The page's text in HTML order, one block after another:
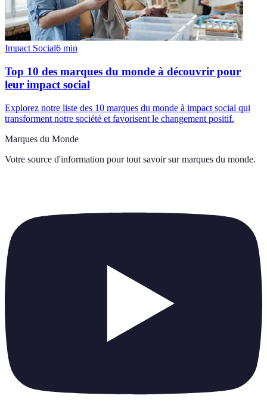
Impact Social6 min
Top 10 des marques du monde à découvrir pour
leur impact social
Explorez notre liste des 10 marques du monde à impact social qui
transforment notre société et favorisent le changement positif.
Marques du Monde
Votre source d'information pour tout savoir sur marques du monde.